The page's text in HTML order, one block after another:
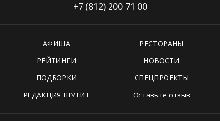
+7 (812) 200 71 00
АФИША
РЕСТОРАНЫ
РЕЙТИНГИ
НОВОСТИ
ПОДБОРКИ
СПЕЦПРОЕКТЫ
РЕДАКЦИЯ ШУТИТ
Оставьте отзыв